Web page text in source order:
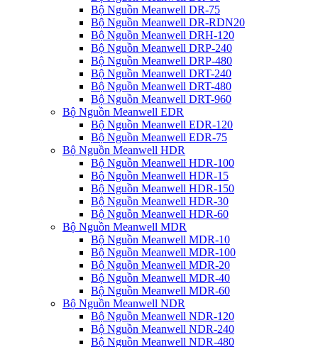
Bộ Nguồn Meanwell DR-75
Bộ Nguồn Meanwell DR-RDN20
Bộ Nguồn Meanwell DRH-120
Bộ Nguồn Meanwell DRP-240
Bộ Nguồn Meanwell DRP-480
Bộ Nguồn Meanwell DRT-240
Bộ Nguồn Meanwell DRT-480
Bộ Nguồn Meanwell DRT-960
Bộ Nguồn Meanwell EDR
Bộ Nguồn Meanwell EDR-120
Bộ Nguồn Meanwell EDR-75
Bộ Nguồn Meanwell HDR
Bộ Nguồn Meanwell HDR-100
Bộ Nguồn Meanwell HDR-15
Bộ Nguồn Meanwell HDR-150
Bộ Nguồn Meanwell HDR-30
Bộ Nguồn Meanwell HDR-60
Bộ Nguồn Meanwell MDR
Bộ Nguồn Meanwell MDR-10
Bộ Nguồn Meanwell MDR-100
Bộ Nguồn Meanwell MDR-20
Bộ Nguồn Meanwell MDR-40
Bộ Nguồn Meanwell MDR-60
Bộ Nguồn Meanwell NDR
Bộ Nguồn Meanwell NDR-120
Bộ Nguồn Meanwell NDR-240
Bộ Nguồn Meanwell NDR-480